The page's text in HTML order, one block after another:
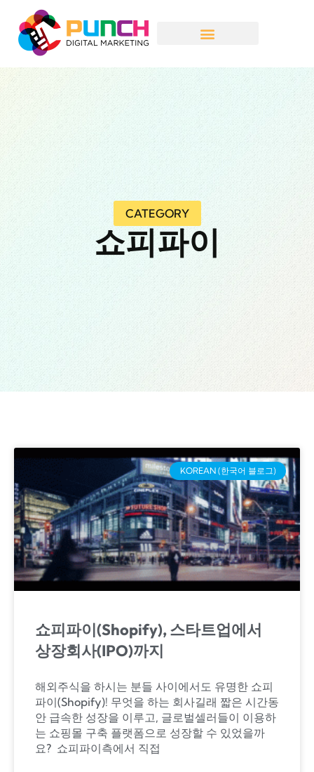
CATEGORY
쇼피파이
KOREAN (한국어 블로그)
쇼피파이(Shopify), 스타트업에서
상장회사(IPO)까지
해외주식을 하시는 분들 사이에서도 유명한 쇼피
파이(Shopify)! 무엇을 하는 회사길래 짧은 시간동
안 급속한 성장을 이루고, 글로벌셀러들이 이용하
는 쇼핑몰 구축 플랫폼으로 성장할 수 있었을까
요? ​ 쇼피파이측에서 직접